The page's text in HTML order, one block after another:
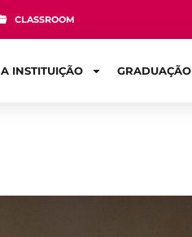
CLASSROOM
A INSTITUIÇÃO GRADUAÇÃO